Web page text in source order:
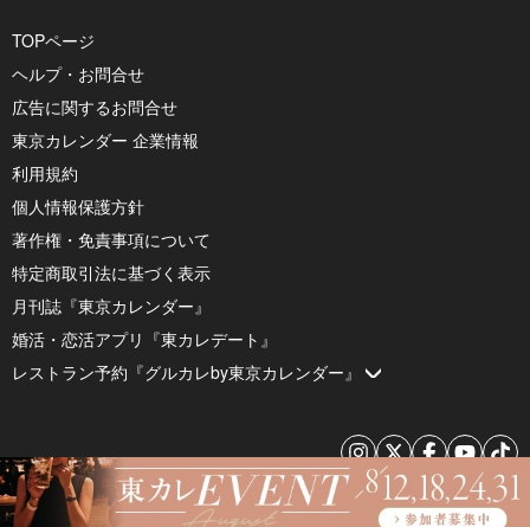
TOPページ
ヘルプ・お問合せ
広告に関するお問合せ
東京カレンダー 企業情報
利用規約
個人情報保護方針
著作権・免責事項について
特定商取引法に基づく表示
月刊誌『東京カレンダー』
婚活・恋活アプリ『東カレデート』
レストラン予約『グルカレby東京カレンダー』
© 2026 by Tokyo Calendar, Inc.